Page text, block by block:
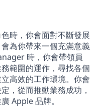
時，你會面對不斷發展
為你帶來一個充滿意義
時，你會帶領員
範圍的運作，尋找各個
高效的工作環境。你會
，從而推動業務成功，
Apple 品牌。